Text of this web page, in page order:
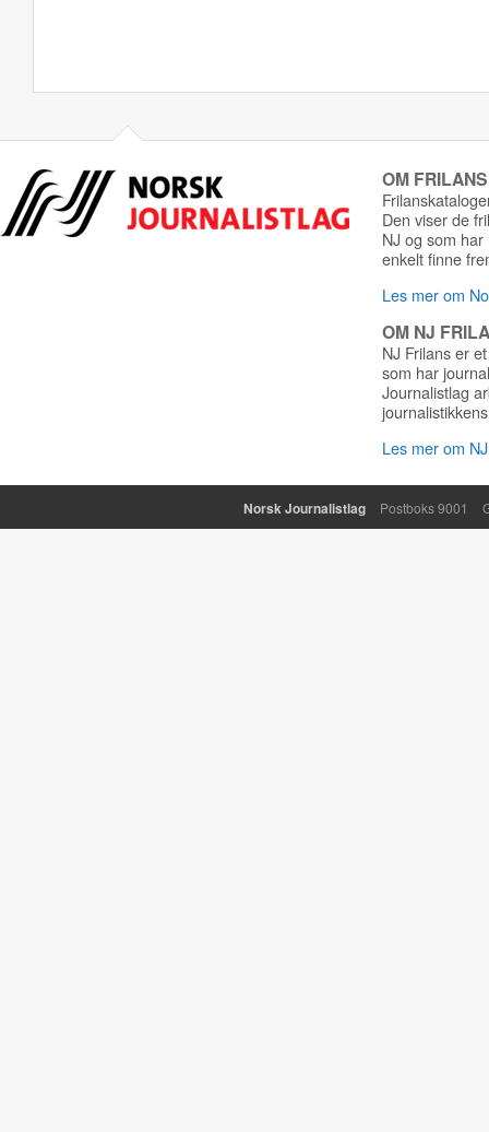
OM
Den viser de
NJ og som
enkelt finne
Les mer om
OM NJ
NJ Frilans er
som har
Journalistlag
Les mer om
Norsk Journalistlag Postboks 9001